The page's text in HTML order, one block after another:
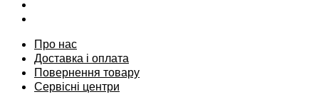
Про нас
Доставка і оплата
Повернення товару
Сервісні центри